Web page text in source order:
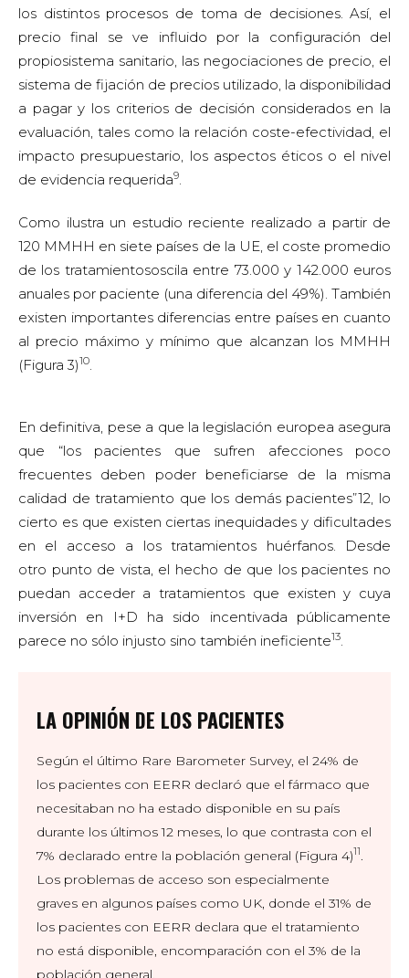
los distintos procesos de toma de decisiones. Así, el
precio final se ve influido por la configuración del
propiosistema sanitario, las negociaciones de precio, el
sistema de fijación de precios utilizado, la disponibilidad
a pagar y los criterios de decisión considerados en la
evaluación, tales como la relación coste-efectividad, el
impacto presupuestario, los aspectos éticos o el nivel
de evidencia requerida9
Como ilustra un estudio reciente realizado a partir de
120 MMHH en siete países de la UE, el coste promedio
de los tratamientososcila entre 73.000 y 142.000 euros
anuales por paciente (una diferencia del 49%). También
existen importantes diferencias entre países en cuanto
al precio máximo y mínimo que alcanzan los MMHH
(Figura 3)10
En definitiva, pese a que la legislación europea asegura
que “los pacientes que sufren afecciones poco
frecuentes deben poder beneficiarse de la misma
calidad de tratamiento que los demás pacientes”12, lo
cierto es que existen ciertas inequidades y dificultades
en el acceso a los tratamientos huérfanos. Desde
otro punto de vista, el hecho de que los pacientes no
puedan acceder a tratamientos que existen y cuya
inversión en I+D ha sido incentivada públicamente
parece no sólo injusto sino también ineficiente13
LA OPINIÓN DE LOS PACIENTES
Según el último Rare Barometer Survey, el 24% de
los pacientes con EERR declaró que el fármaco que
necesitaban no ha estado disponible en su país
durante los últimos 12 meses, lo que contrasta con el
7% declarado entre la población general (Figura 4)11.
Los problemas de acceso son especialmente
graves en algunos países como UK, donde el 31% de
los pacientes con EERR declara que el tratamiento
no está disponible, encomparación con el 3% de la
población general.